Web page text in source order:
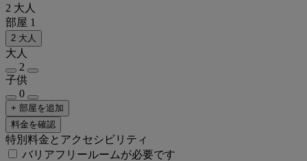
2 大人
部屋 1
2 大人
大人
2
子供
0
+ 部屋を追加
料金を確認
特別料金とアクセシビリティ
バリアフリールームが必要です